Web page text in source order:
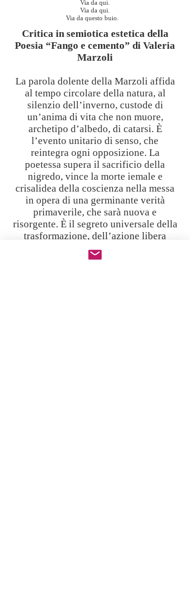
Via da qui.
Via da qui.
Via da questo buio.
Critica in semiotica estetica della
Poesia “Fango e cemento” di Valeria
Marzoli
La parola dolente della Marzoli affida
al tempo circolare della natura, al
silenzio dell’inverno, custode di
un’anima di vita che non muore,
archetipo d’albedo, di catarsi. È
l’evento unitario di senso, che
reintegra ogni opposizione. La
poetessa supera il sacrificio della
nigredo, vince la morte iemale e
crisalidea della coscienza nella messa
in opera di una germinante verità
primaverile, che sarà nuova e
risorgente. È il segreto universale della
trasformazione, dell’azione libera
dell’essere oltre la forma.